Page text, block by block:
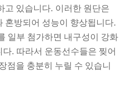
고 있습니다. 이러한 원단은
혼방되어 성능이 향상됩니다.
일부 첨가하면 내구성이 강화
. 따라서 운동선수들은 찢어
점을 충분히 누릴 수 있습니